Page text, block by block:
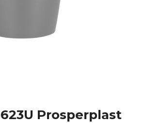
623U Prosperplast